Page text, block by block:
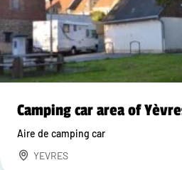
Camping car area of
Aire de camping car
YEVRES